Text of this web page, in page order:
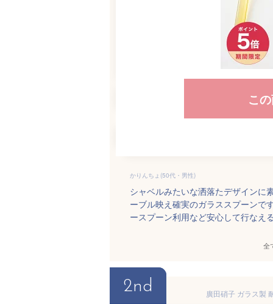
こ
かりんちょ(50代・男性)
シャベルみたいな洒落たデザインに
ーブル映え確実のガラススプーンで
ースプーン利用など安心して行なえ
全
2nd 廣田硝子 ガラス製